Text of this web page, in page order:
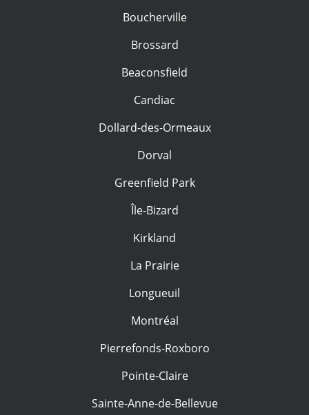
Boucherville
Brossard
Beaconsfield
Candiac
Dollard-des-Ormeaux
Dorval
Greenfield Park
Île-Bizard
Kirkland
La Prairie
Longueuil
Montréal
Pierrefonds-Roxboro
Pointe-Claire
Sainte-Anne-de-Bellevue